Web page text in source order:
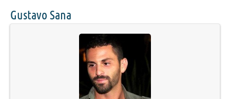
Gustavo Sana